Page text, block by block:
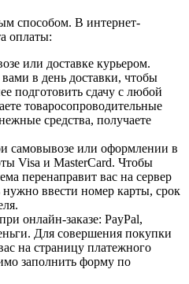
способом. В интернет-
оплаты:
или доставке курьером.
в день доставки, чтобы
подготовить сдачу с любой
товаросопроводительные
средства, получаете
самовывозе или оформлении в
Visa и MasterCard. Чтобы
перенаправит вас на сервер
ввести номер карты, срок
онлайн-заказе: PayPal,
Для совершения покупки
на страницу платежного
заполнить форму по